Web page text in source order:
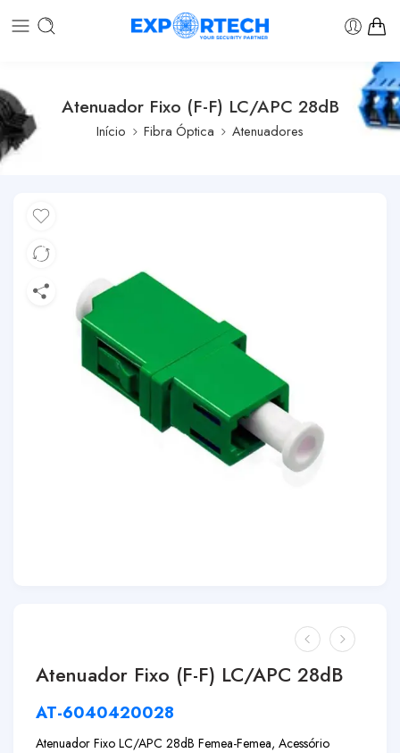
Atenuador Fixo (F-F) LC/APC 28dB
Início Fibra Óptica Atenuadores
Atenuador Fixo (F-F) LC/APC 28dB
AT-6040420028
Atenuador Fixo LC/APC 28dB Femea-Femea, Acessório